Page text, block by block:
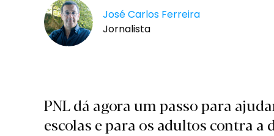
José Carlos Ferreira
Jornalista
PNL dá agora um passo para
escolas e para os adultos contra a